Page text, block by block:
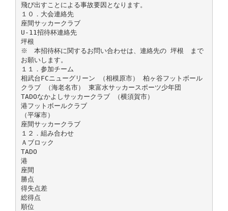
飛び出すことによる事故要因となります。
１０．大会連絡先
座間サッカークラブ
U-11招待杯連絡先
坪根
※ 本招待杯に関するお問い合わせは、連絡先の 坪根 まで
お願いします。
１１．参加チーム
相武台FCニューグリーン （相模原市） 柏ヶ谷フットボール
クラブ （海老名市） 東富水サッカースポーツ少年団
TADOなかよしサッカークラブ （横須賀市）
港フットボールクラブ
（平塚市）
座間サッカークラブ
１２．組み合わせ
Ａブロック
TADO
港
座間
勝点
得失点差
総得点
順位